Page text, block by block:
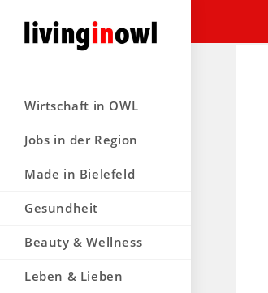
Wirtschaft in OWL
Jobs in der Region
Made in Bielefeld
Gesundheit
Beauty & Wellness
Leben & Lieben